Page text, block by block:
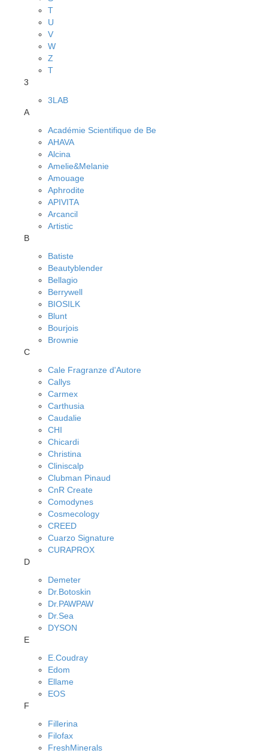
T
U
V
W
Z
Т
3
3LAB
A
Académie Scientifique de Be
AHAVA
Alcina
Amelie&Melanie
Amouage
Aphrodite
APIVITA
Arcancil
Artistic
B
Batiste
Beautyblender
Bellagio
Berrywell
BIOSILK
Blunt
Bourjois
Brownie
C
Cale Fragranze d'Autore
Callys
Carmex
Carthusia
Caudalie
CHI
Chicardi
Christina
Cliniscalp
Clubman Pinaud
CnR Create
Comodynes
Cosmecology
CREED
Cuarzo Signature
CURAPROX
D
Demeter
Dr.Botoskin
Dr.PAWPAW
Dr.Sea
DYSON
E
E.Coudray
Edom
Ellame
EOS
F
Fillerina
Filofax
FreshMinerals